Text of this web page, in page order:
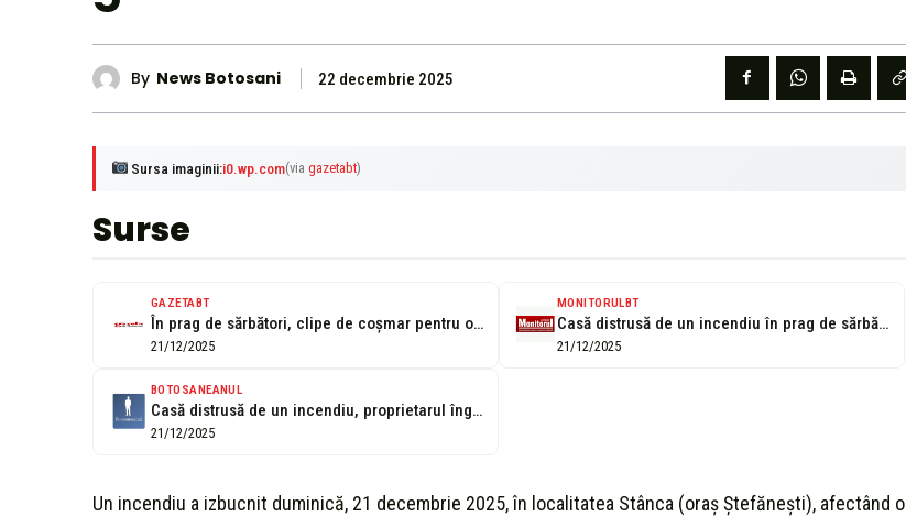
By News Botosani 22 decembrie 2025
Sursa imaginii:i0.wp.com(viagazetabt)
Surse
GAZETABT
În prag de sărbători, clipe de coșmar pentru o familie din Stânca,...
21/12/2025
MONITORULBT
Casă distrusă de un incendiu în prag de sărbători
21/12/2025
BOTOSANEANUL
Casă distrusă de un incendiu, proprietarul îngrijit de un echipaj SMURD
21/12/2025
Un incendiu a izbucnit duminică, 21 decembrie 2025, în localitatea Stânca (oraș Ștefănești), afectând o